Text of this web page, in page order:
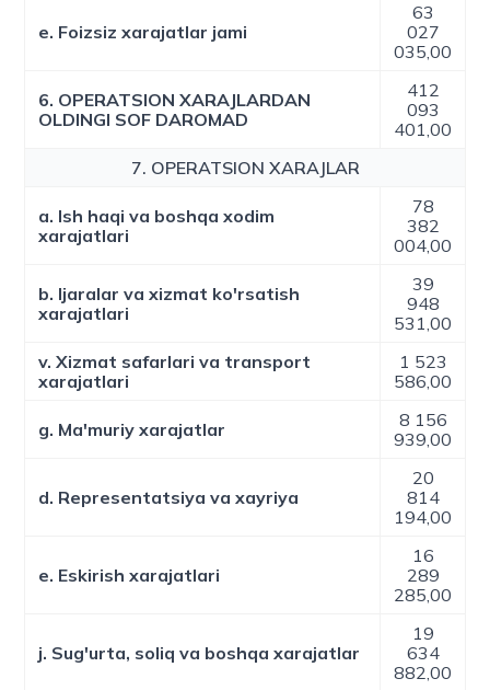
e. Foizsiz xarajatlar jami
63
027
035,00
6. OPERATSION XARAJLARDAN
OLDINGI SOF DAROMAD
412
093
401,00
7. OPERATSION XARAJLAR
a. Ish haqi va boshqa xodim
xarajatlari
78
382
004,00
b. Ijaralar va xizmat ko'rsatish
xarajatlari
39
948
531,00
v. Xizmat safarlari va transport
xarajatlari
1 523
586,00
g. Ma'muriy xarajatlar
8 156
939,00
d. Representatsiya va xayriya
20
814
194,00
e. Eskirish xarajatlari
16
289
285,00
j. Sug'urta, soliq va boshqa xarajatlar
19
634
882,00